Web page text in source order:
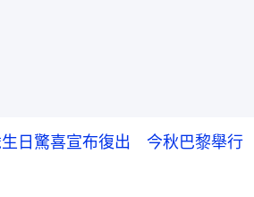
日驚喜宣布復出 今秋巴黎舉行